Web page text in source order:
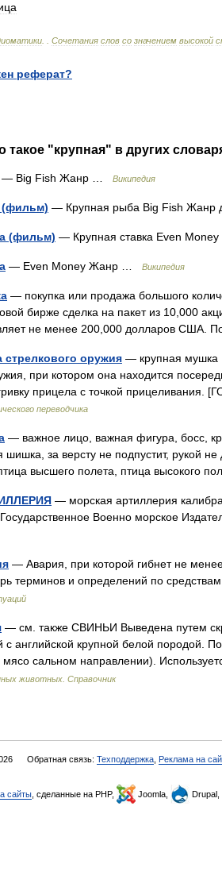
Сочетания слов со значением высокой
реферат?
такое "крупная" в других
— Big Fish Жанр … Википедия
(фильм) — Крупная рыба Big Fish Жанр
(фильм) — Крупная ставка Even
— Even Money Жанр … Википедия
— покупка или продажа большого
бирже сделка на пакет из 10,000
не менее 200,000 долларов США.
стрелкового оружия — крупная мушка
при котором она находится
прицела с точкой прицеливания.
переводчика
— важное лицо, важная фигура, босс,
шишка, за версту не подпустит, рукой
высшего полета, птица высокого
— морская артиллерия
Военно морское
— Авария, при которой гибнет не
терминов и определений по
— см. также СВИНЬИ Выведена путем
с английской крупной белой породой.
мясо сальном направлении).
животных. Справочник
Обратная связь: Техподдержка Реклама на
сайты , сделанные на PHP, Joomla, Drupal,